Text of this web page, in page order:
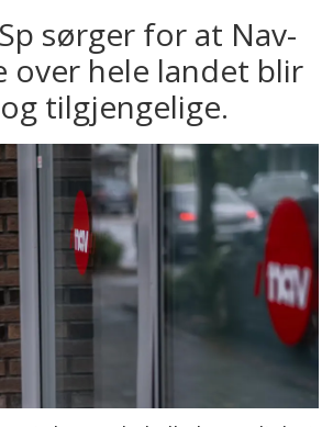
sørger for at Nav-
over hele landet blir
tilgjengelige.